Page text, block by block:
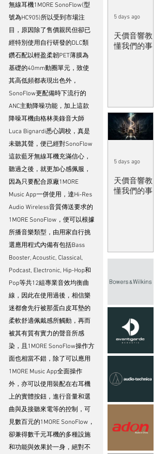
無線耳機1MORE SonoFlow(型
號為HC905)所以受到市場注
目，原因除了售價親民但卻已
經特別使用自行研發的DLC類
鑽石配以輕盈柔韌PET薄膜為
基礎的40mm動圈單元，致使
其高低頻都表現出色外，
SonoFlow更配備時下流行的
ANC主動降噪功能，加上這款
降噪耳機由格林美錄音大師
Luca Bignardi悉心調校，真是
未聽其聲，便已經對SonoFlow
這款藍牙無線耳機充滿信心，
聽過之後，就更加心感佩服，
因為只要配合原廠1MORE
Music App一併使用，達Hi-Res
Audio Wireless音質傳送要求的
1MORE SonoFlow，便可以根據
所播音樂類型，由用家自行挑
選應用程式內備有包括Bass
Booster, Acoustic, Classical,
Podcast, Electronic, Hip-Hop和
Pop等共12組專業音效均衡曲
線，因此在使用過後，相信樂
迷都會先行被那蛋白皮耳墊的
柔軟舒適佩戴感所觸動，再而
被其有質有實力的聲音所感
染，且1MORE SonoFlow操作方
面也相當不錯，除了可以應用
1MORE Music App全面操作
外，亦可以使用裝配在右耳機
上的實體按鈕，進行音量和選
曲與及接聽來電等的控制，可
見數百元的1MORE SonoFlow，
卻兼得數千元耳機的多種設施
和功能與效果於一身，絕對不
天價音響教
懂我們的事
5 days ago
天價音響教
懂我們的事
5 days ago